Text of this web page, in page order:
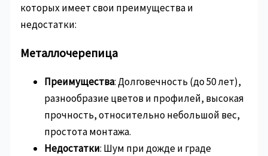
которых имеет свои преимущества и
недостатки:
Металлочерепица
Преимущества: Долговечность (до 50 лет),
разнообразие цветов и профилей, высокая
прочность, относительно небольшой вес,
простота монтажа.
Недостатки: Шум при дожде и граде